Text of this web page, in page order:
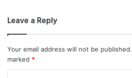
Leave a Reply
Your email address will not be published.
marked *